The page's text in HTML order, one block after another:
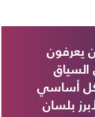
يعرفون
أساسي
بلسان